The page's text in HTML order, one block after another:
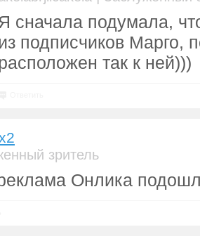
Я сначала подумала,
подписчиков Марго,
так к ней)))
зритель
Онлика